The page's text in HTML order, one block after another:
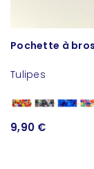
Pochette à
Tulipes
9,90 €